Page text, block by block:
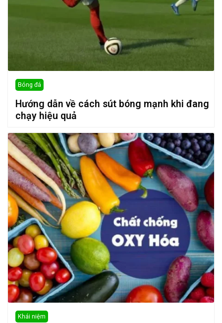
Bóng đá
Hướng dẫn về cách sút bóng mạnh khi đang
chạy hiệu quả
Khái niệm